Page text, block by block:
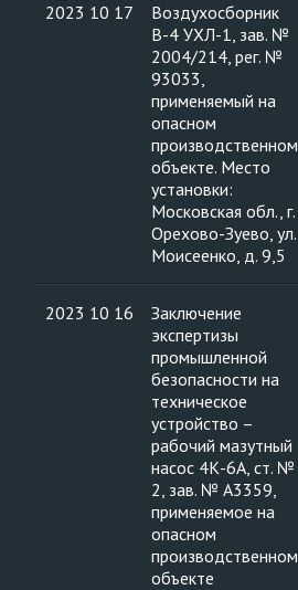
2023 10 17
Воздухосборник
В-4 УХЛ-1, зав. №
2004/214, рег. №
93033,
применяемый на
опасном
производственном
объекте. Место
установки:
Московская обл., г.
Орехово-Зуево, ул.
Моисеенко, д. 9,5
2023 10 16
Заключение
экспертизы
промышленной
безопасности на
техническое
устройство –
рабочий мазутный
насос 4К-6А, ст. №
2, зав. № А3359,
применяемое на
опасном
производственном
объекте